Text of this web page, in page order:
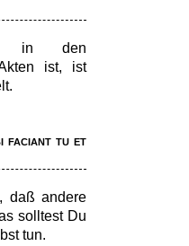
in den
ist, ist
faciant tu et
daß andere
solltest Du
tun.